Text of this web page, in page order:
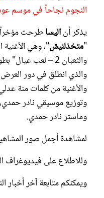
النجوم نجاحاً في موسم
يذكر أناليساطرحت مؤخراً
"متخذلنيش"، وهي الأغنية
والثعبان 2 – لعب
والأغنية من كلمات منة
وتوزيع موسيقي نادر
وماستر نادر حمدي.
لمشاهدة أجمل صور
وللاطلاع على فيديوغراف
ويمكنكم متابعة آخر أخبار